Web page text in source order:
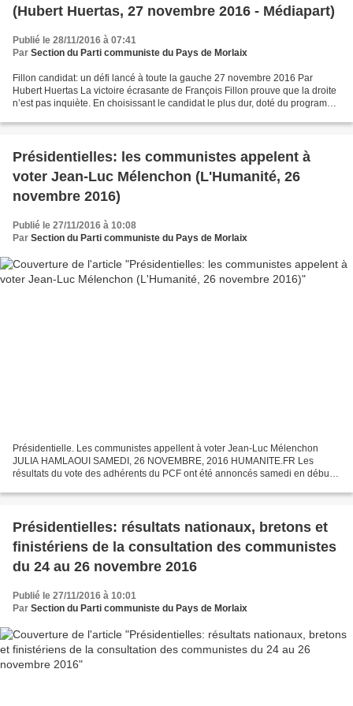
(Hubert Huertas, 27 novembre 2016 - Médiapart)
Publié le 28/11/2016 à 07:41
Par Section du Parti communiste du Pays de Morlaix
Fillon candidat: un défi lancé à toute la gauche 27 novembre 2016 Par
Hubert Huertas La victoire écrasante de François Fillon prouve que la droite
n’est pas inquiète. En choisissant le candidat le plus dur, doté du programme
Présidentielles: les communistes appelent à
voter Jean-Luc Mélenchon (L'Humanité, 26
novembre 2016)
Publié le 27/11/2016 à 10:08
Par Section du Parti communiste du Pays de Morlaix
Présidentielle. Les communistes appellent à voter Jean-Luc Mélenchon
JULIA HAMLAOUI SAMEDI, 26 NOVEMBRE, 2016 HUMANITE.FR Les
résultats du vote des adhérents du PCF ont été annoncés samedi en début
Présidentielles: résultats nationaux, bretons et
finistériens de la consultation des communistes
du 24 au 26 novembre 2016
Publié le 27/11/2016 à 10:01
Par Section du Parti communiste du Pays de Morlaix